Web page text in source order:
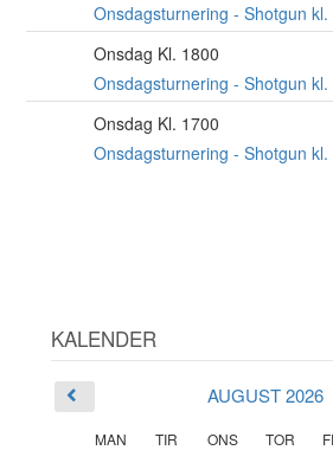
Onsdagsturnering - Shotgun kl.
Onsdag Kl. 1800
Onsdagsturnering - Shotgun kl.
Onsdag Kl. 1700
Onsdagsturnering - Shotgun kl.
KALENDER
AUGUST 2026
MAN TIR ONS TOR